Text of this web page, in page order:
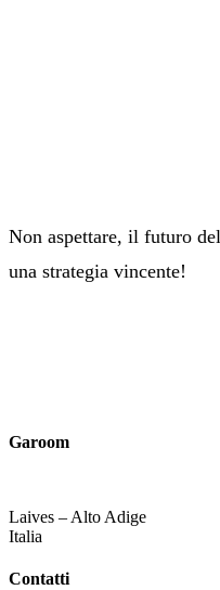
Non aspettare, il futuro
una strategia vincente!
Garoom
Laives – Alto Adige
Italia
Contatti